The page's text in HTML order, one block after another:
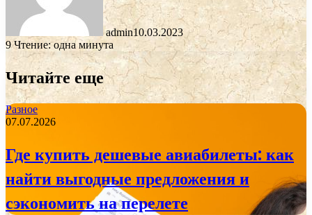
admin10.03.2023
9Чтение: одна минута
Читайте еще
Разное
07.07.2026
Где купить дешевые авиабилеты: как
найти выгодные предложения и
сэкономить на перелете